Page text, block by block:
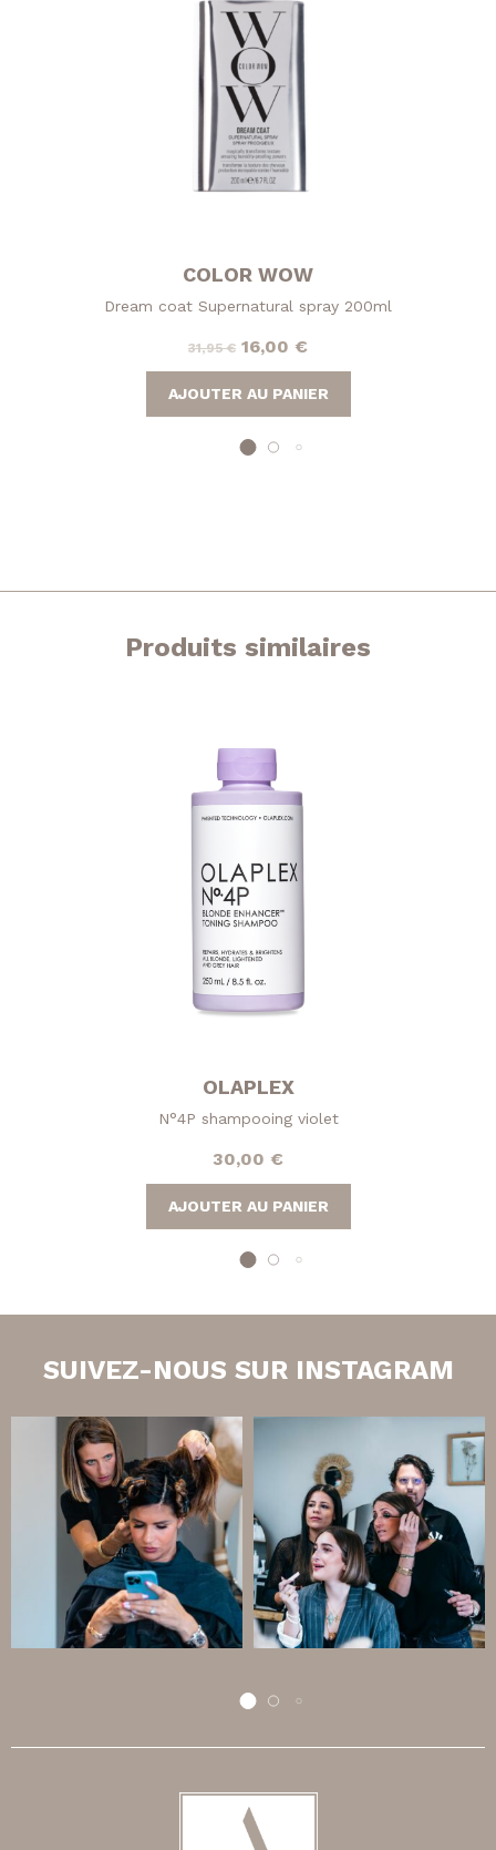
COLOR WOW
Dream coat Supernatural spray 200ml
31,95€ Le
prix
initial
31,95 €.
16,00 €Le
prix
actuel
AJOUTER AU PANIER
Produits similaires
OLAPLEX
N°4P shampooing violet
30,00 €
AJOUTER AU PANIER
SUIVEZ-NOUS SUR INSTAGRAM